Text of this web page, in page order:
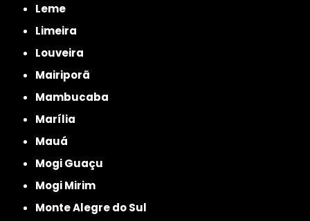
Leme
Limeira
Louveira
Mairiporã
Mambucaba
Marília
Mauá
Mogi Guaçu
Mogi Mirim
Monte Alegre do Sul